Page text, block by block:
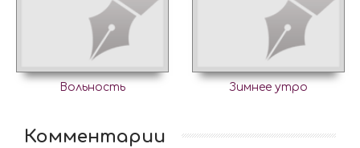
Вольность Зимнее утро
Комментарии